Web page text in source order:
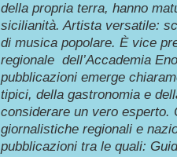
della propria terra, hanno
sicilianità. Artista versatile:
di musica popolare. È vice
regionale dell’Accademia
pubblicazioni emerge
tipici, della gastronomia e
considerare un vero esperto.
giornalistiche regionali e
pubblicazioni tra le quali: